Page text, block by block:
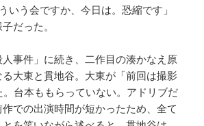
いう会ですか、今日は。恐縮です」
だった。
事件」に続き、二作目の湊かなえ原
大東と貫地谷。大東が「前回は撮影
。台本ももらっていない。アドリブだ
での出演時間が短かったため、全て